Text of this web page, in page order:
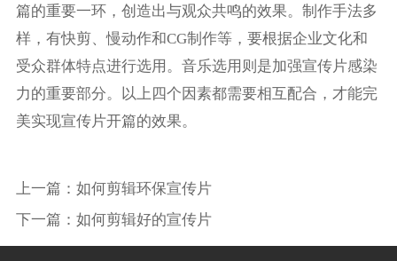
篇的重要一环，创造出与观众共鸣的效果。制作手法多
样，有快剪、慢动作和CG制作等，要根据企业文化和
受众群体特点进行选用。音乐选用则是加强宣传片感染
力的重要部分。以上四个因素都需要相互配合，才能完
美实现宣传片开篇的效果。
上一篇： 如何剪辑环保宣传片
下一篇： 如何剪辑好的宣传片